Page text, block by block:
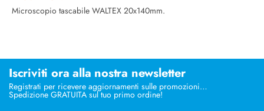
Microscopio tascabile WALTEX 20x140mm.
Iscriviti ora alla nostra newsletter
Registrati per ricevere aggiornamenti sulle promozioni…
Spedizione GRATUITA sul tuo primo ordine!